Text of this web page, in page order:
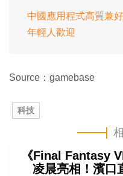
中國應用程式高質兼
年輕人歡迎
Source：gamebase
科技
《Final Fantasy
凌晨亮相！濱口